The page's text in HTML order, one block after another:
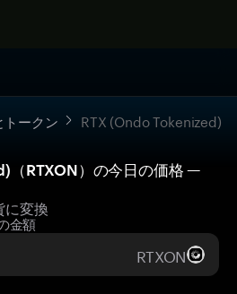
トークン RTX (Ondo Tokenized)
（RTXON）の今日の価格 —
に変換
金額
RTXON